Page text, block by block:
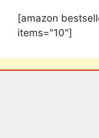
[amazon
items="10"]